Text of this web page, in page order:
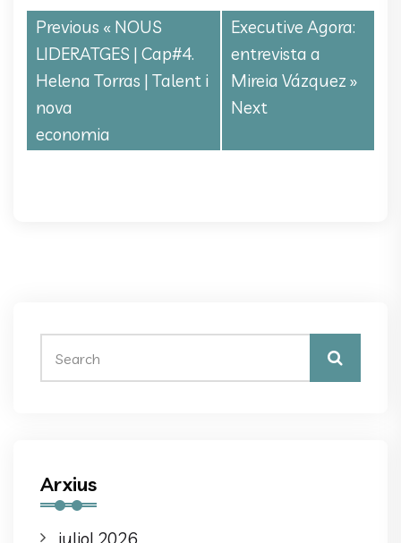
Previous « NOUS
LIDERATGES | Cap#4.
Helena Torras | Talent i
nova
economia
Executive Agora:
entrevista a
Mireia Vázquez »
Next
Arxius